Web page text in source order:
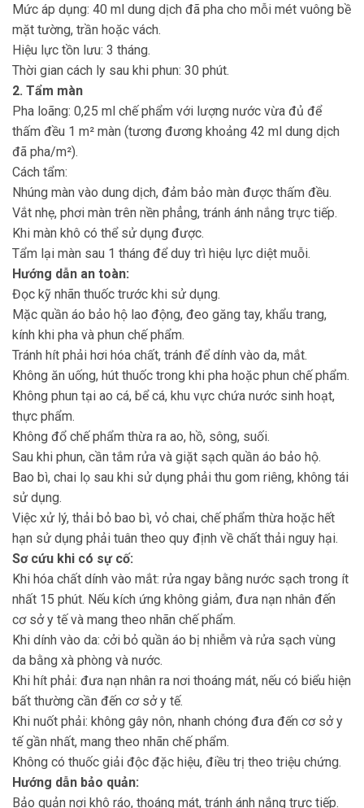
Mức áp dụng: 40 ml dung dịch đã pha cho mỗi mét vuông bề
mặt tường, trần hoặc vách.
Hiệu lực tồn lưu: 3 tháng.
Thời gian cách ly sau khi phun: 30 phút.
2. Tẩm màn
Pha loãng: 0,25 ml chế phẩm với lượng nước vừa đủ để
thấm đều 1 m² màn (tương đương khoảng 42 ml dung dịch
đã pha/m²).
Cách tẩm:
Nhúng màn vào dung dịch, đảm bảo màn được thấm đều.
Vắt nhẹ, phơi màn trên nền phẳng, tránh ánh nắng trực tiếp.
Khi màn khô có thể sử dụng được.
Tẩm lại màn sau 1 tháng để duy trì hiệu lực diệt muỗi.
Hướng dẫn an toàn:
Đọc kỹ nhãn thuốc trước khi sử dụng.
Mặc quần áo bảo hộ lao động, đeo găng tay, khẩu trang,
kính khi pha và phun chế phẩm.
Tránh hít phải hơi hóa chất, tránh để dính vào da, mắt.
Không ăn uống, hút thuốc trong khi pha hoặc phun chế phẩm.
Không phun tại ao cá, bể cá, khu vực chứa nước sinh hoạt,
thực phẩm.
Không đổ chế phẩm thừa ra ao, hồ, sông, suối.
Sau khi phun, cần tắm rửa và giặt sạch quần áo bảo hộ.
Bao bì, chai lọ sau khi sử dụng phải thu gom riêng, không tái
sử dụng.
Việc xử lý, thải bỏ bao bì, vỏ chai, chế phẩm thừa hoặc hết
hạn sử dụng phải tuân theo quy định về chất thải nguy hại.
Sơ cứu khi có sự cố:
Khi hóa chất dính vào mắt: rửa ngay bằng nước sạch trong ít
nhất 15 phút. Nếu kích ứng không giảm, đưa nạn nhân đến
cơ sở y tế và mang theo nhãn chế phẩm.
Khi dính vào da: cởi bỏ quần áo bị nhiễm và rửa sạch vùng
da bằng xà phòng và nước.
Khi hít phải: đưa nạn nhân ra nơi thoáng mát, nếu có biểu hiện
bất thường cần đến cơ sở y tế.
Khi nuốt phải: không gây nôn, nhanh chóng đưa đến cơ sở y
tế gần nhất, mang theo nhãn chế phẩm.
Không có thuốc giải độc đặc hiệu, điều trị theo triệu chứng.
Hướng dẫn bảo quản:
Bảo quản nơi khô ráo, thoáng mát, tránh ánh nắng trực tiếp.